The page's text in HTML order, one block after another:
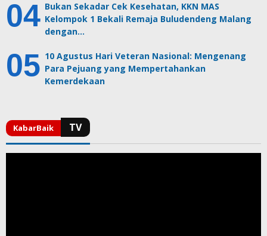
Bukan Sekadar Cek Kesehatan, KKN MAS
Kelompok 1 Bekali Remaja Buludendeng Malang
dengan…
10 Agustus Hari Veteran Nasional: Mengenang
Para Pejuang yang Mempertahankan
Kemerdekaan